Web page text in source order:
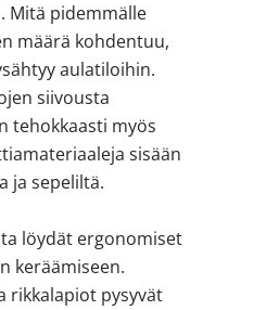
Mitä pidemmälle
määrä kohdentuu,
aulatiloihin.
siivousta
tehokkaasti myös
sisään
ja sepeliltä.
löydät ergonomiset
keräämiseen.
rikkalapiot pysyvät